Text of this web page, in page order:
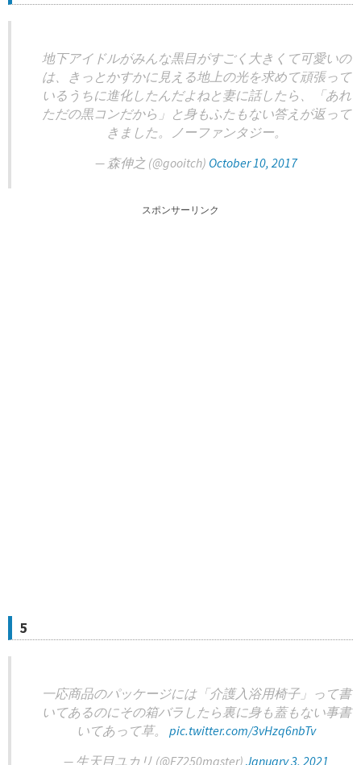
地下アイドルがみんな黒目がすごく大きくて可愛いの
は、きっとかすかに見える地上の光を求めて頑張って
いるうちに進化したんだよねと妻に話したら、「あれ
ただの黒コンだから」と身もふたもない答えが返って
きました。ノーファンタジー。
— 森伸之 (@gooitch) October 10, 2017
スポンサーリンク
5
一応商品のパッケージには「介護入浴用椅子」って書
いてあるのにその箱バラしたら裏に身も蓋もない事書
いてあって草。 pic.twitter.com/3vHzq6nbTv
— 生天目ユカリ (@FZ250master) January 3, 2021